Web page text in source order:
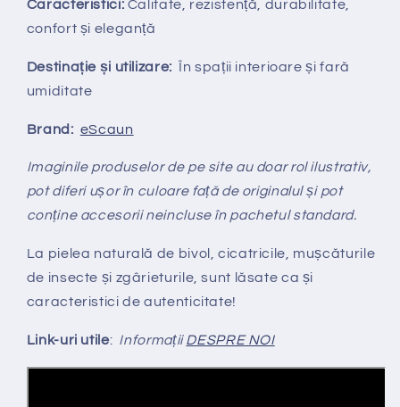
Caracteristici: Calitate, rezistență, durabilitate,
confort și eleganță
Destinație și utilizare: În spații interioare și fară
umiditate
Brand: eScaun
Imaginile produselor de pe site au doar rol ilustrativ,
pot diferi ușor în culoare față de originalul și pot
conține accesorii neincluse în pachetul standard.
La pielea naturală de bivol, cicatricile, mușcăturile
de insecte și zgârieturile, sunt lăsate ca și
caracteristici de autenticitate!
Link-uri utile: InformațiiDESPRE NOI